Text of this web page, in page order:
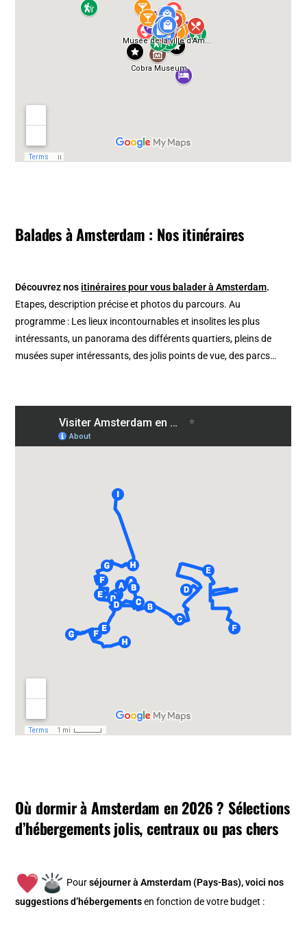
Balades à Amsterdam : Nos itinéraires
Découvrez nos itinéraires pour vous balader à Amsterdam.
Etapes, description précise et photos du parcours. Au
programme : Les lieux incontournables et insolites les plus
intéressants, un panorama des différents quartiers, pleins de
musées super intéressants, des jolis points de vue, des parcs…
Où dormir à Amsterdam en 2026 ? Sélections
d’hébergements jolis, centraux ou pas chers
Pourséjourner à Amsterdam (Pays-Bas), voici nos
suggestions d’hébergements en fonction de votre budget :